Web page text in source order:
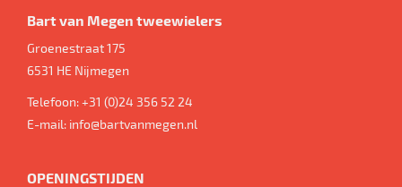
Bart van Megen tweewielers
Groenestraat 175
6531 HE Nijmegen
Telefoon:+31 (0)24 356 52 24
E-mail: info@bartvanmegen.nl
OPENINGSTIJDEN